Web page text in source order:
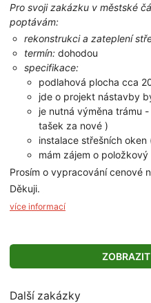
Pro svoji zakázku v městské
poptávám:
rekonstrukci a zateplení
termín: dohodou
specifikace:
podlahová plocha cca
jde o projekt nástavby
je nutná výměna trámu
tašek za nové )
instalace střešních
mám zájem o
Prosím o vypracování cenové
Děkuji.
více informací
Další zakázky